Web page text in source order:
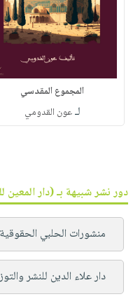
المجموع المقدسي
لـعون القدومي
دور نشر شبيهة بـ (دار المعين
منشورات الحلبي الحقوقية
دار علاء الدين للنشر